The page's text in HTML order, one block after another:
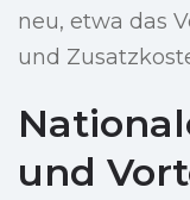
neu, etwa das
und
und